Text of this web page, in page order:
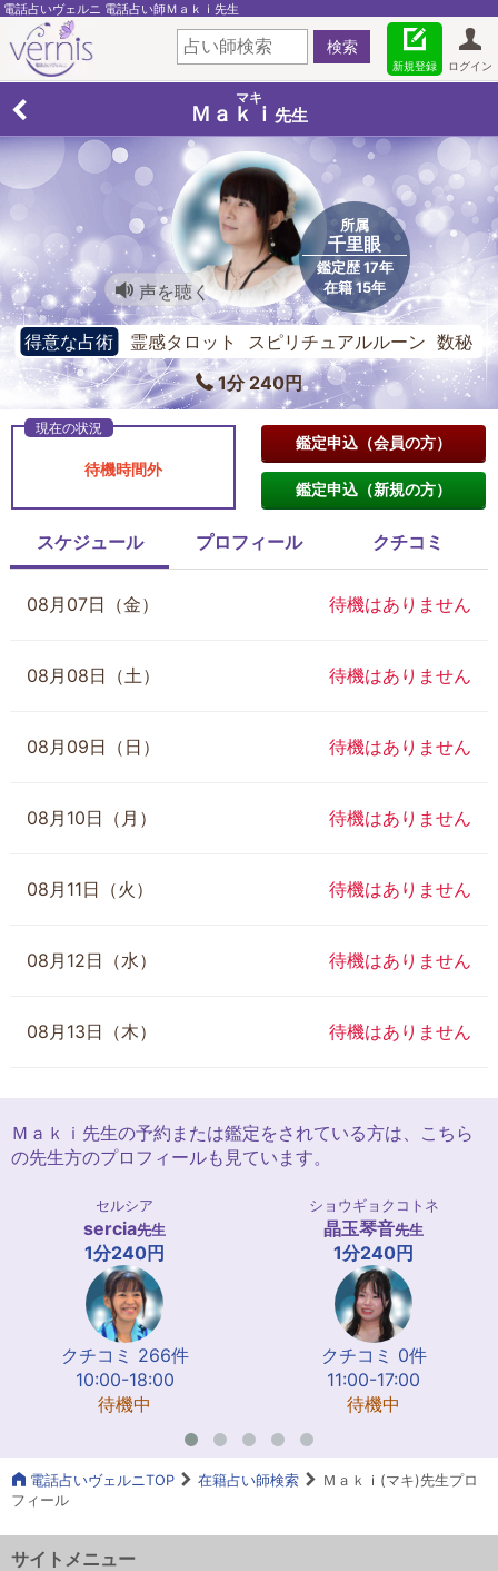
電話占いヴェルニ 電話占い師Ｍａｋｉ先生
ログイン
新規登録
マキ
Ｍａｋｉ 先生
所属
千里眼
鑑定歴 17年
在籍 15年
声を聴く
得意な占術
霊感タロット スピリチュアルルーン 数秘
術
1分 240円
待機時間外
鑑定申込（会員の方）
鑑定申込（新規の方）
スケジュール プロフィール クチコミ
08月07日（金） 待機はありません
08月08日（土） 待機はありません
08月09日（日） 待機はありません
08月10日（月） 待機はありません
08月11日（火） 待機はありません
08月12日（水） 待機はありません
08月13日（木） 待機はありません
Ｍａｋｉ先生の予約または鑑定をされている方は、こちら
の先生方のプロフィールも見ています。
セルシア
sercia先生
1分240円
クチコミ 266件
10:00-18:00
待機中
ショウギョクコトネ
晶玉琴音先生
1分240円
クチコミ 0件
11:00-17:00
待機中
電話占いヴェルニTOP 在籍占い師検索
Ｍａｋｉ(マキ)先生プロ
フィール
サイトメニュー